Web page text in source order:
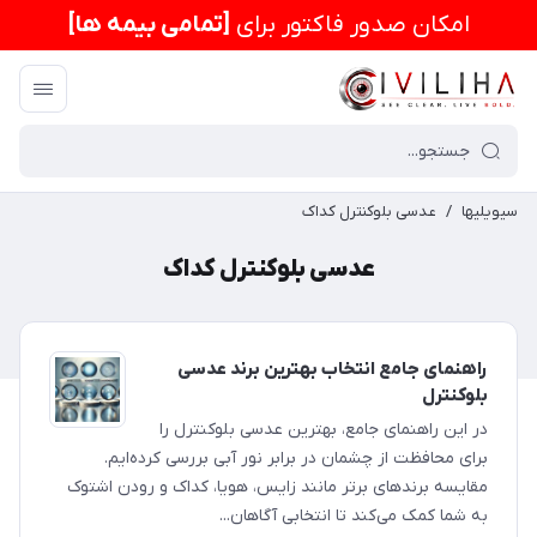
امكان صدور فاکتور برای [تمامی بیمه ها]
سیویلیها / عدسی بلوکنترل کداک
عدسی بلوکنترل کداک
راهنمای جامع انتخاب بهترین برند عدسی
بلوکنترل
در این راهنمای جامع، بهترین عدسی بلوکنترل را
برای محافظت از چشمان در برابر نور آبی بررسی کرده‌ایم.
مقایسه برندهای برتر مانند زایس، هویا، کداک و رودن اشتوک
به شما کمک می‌کند تا انتخابی آگاهان...